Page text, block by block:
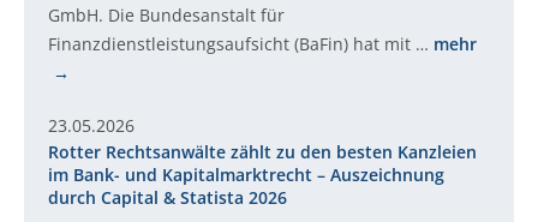
GmbH. Die Bundesanstalt für
Finanzdienstleistungsaufsicht (BaFin) hat mit … mehr
23.05.2026
Rotter Rechtsanwälte zählt zu den besten Kanzleien
im Bank- und Kapitalmarktrecht – Auszeichnung
durch Capital & Statista 2026